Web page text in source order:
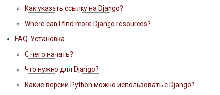
Как указать ссылку на Django?
Where can I find more Django resources?
FAQ: Установка
С чего начать?
Что нужно для Django?
Какие версии Python можно использовать с Django?